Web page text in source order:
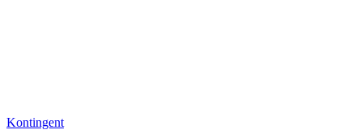
Kontingent